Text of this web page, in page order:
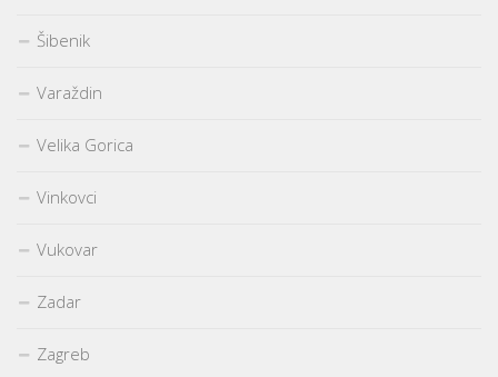
Šibenik
Varaždin
Velika Gorica
Vinkovci
Vukovar
Zadar
Zagreb